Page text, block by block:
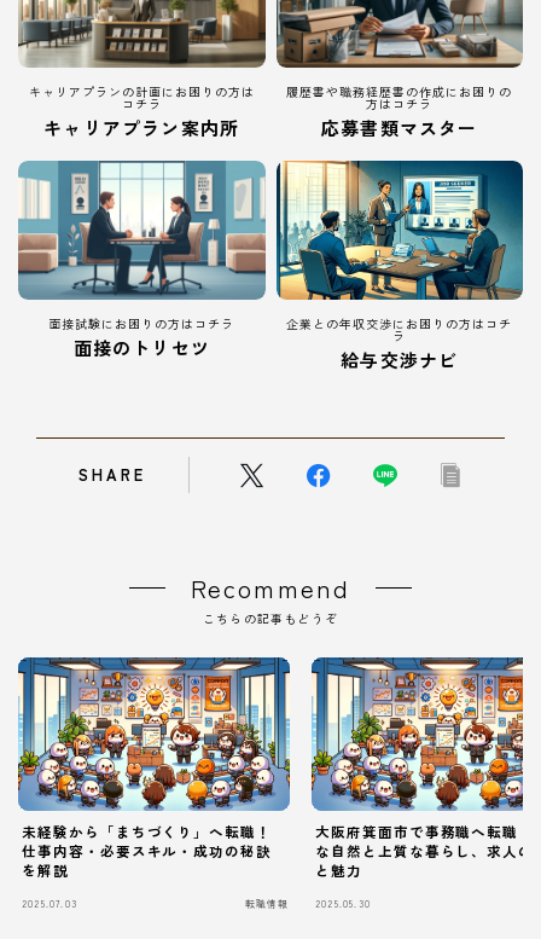
キャリアプランの計画にお困りの方は
コチラ
キャリアプラン案内所
履歴書や職務経歴書の作成にお困りの
方はコチラ
応募書類マスター
面接試験にお困りの方はコチラ
面接のトリセツ
企業との年収交渉にお困りの方はコチ
ラ
給与交渉ナビ
SHARE
Recommend
こちらの記事もどうぞ
未経験から「まちづくり」へ転職！
仕事内容・必要スキル・成功の秘訣
を解説
2025.07.03 転職情報
大阪府箕面市で事務職へ転職！
な自然と上質な暮らし、求人の
と魅力
2025.05.30